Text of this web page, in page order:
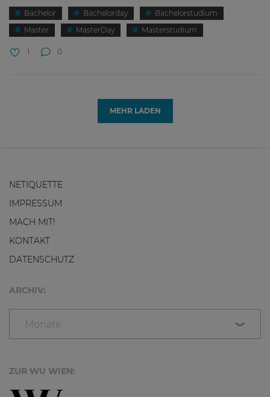
Bachelor Bachelorday
Bachelorstudium
Master
MasterDay Masterstudium
1 0
MEHR LADEN
NETIQUETTE
IMPRESSUM
MACH MIT!
KONTAKT
DATENSCHUTZ
ARCHIV:
Monate
ZUR WU WIEN: